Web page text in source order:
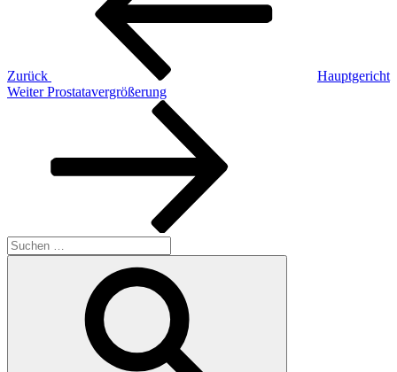
Zurück
Hauptgericht
Nächster
Weiter Prostatavergrößerung
Suchen
nach: